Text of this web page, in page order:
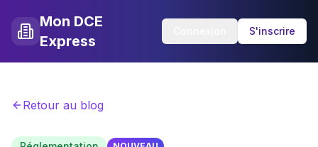
Mon DCE
Express
S'inscrire
Retour au blog